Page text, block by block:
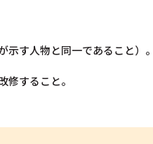
す人物と同一であること）。
すること。